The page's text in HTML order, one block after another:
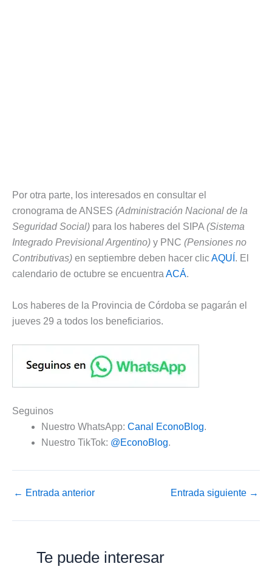
Por otra parte, los interesados en consultar el
cronograma de ANSES (Administración Nacional de la
Seguridad Social) para los haberes del SIPA (Sistema
Integrado Previsional Argentino) y PNC (Pensiones no
Contributivas) en septiembre deben hacer clicAQUÍ . El
calendario de octubre se encuentra ACÁ.
Los haberes de la Provincia de Córdoba se pagarán el
jueves 29 a todos los beneficiarios.
Seguinos
Nuestro WhatsApp: Canal EconoBlog.
Nuestro TikTok: @EconoBlog.
← Entrada anterior Entrada siguiente →
Te puede interesar